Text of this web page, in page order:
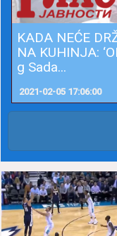
KADA NEĆE
NA KUHINJA:
g Sada...
2021-02-05 17:06:00